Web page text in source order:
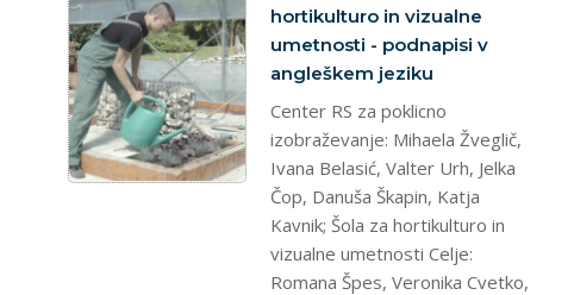
hortikulturo in vizualne
umetnosti - podnapisi v
angleškem jeziku
Center RS za poklicno
izobraževanje: Mihaela Žveglič,
Ivana Belasić, Valter Urh, Jelka
Čop, Danuša Škapin, Katja
Kavnik; Šola za hortikulturo in
vizualne umetnosti Celje:
Romana Špes, Veronika Cvetko,